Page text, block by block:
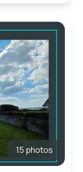
15 photos